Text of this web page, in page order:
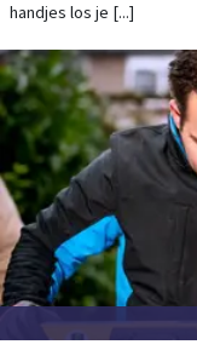
handjes los je [...]